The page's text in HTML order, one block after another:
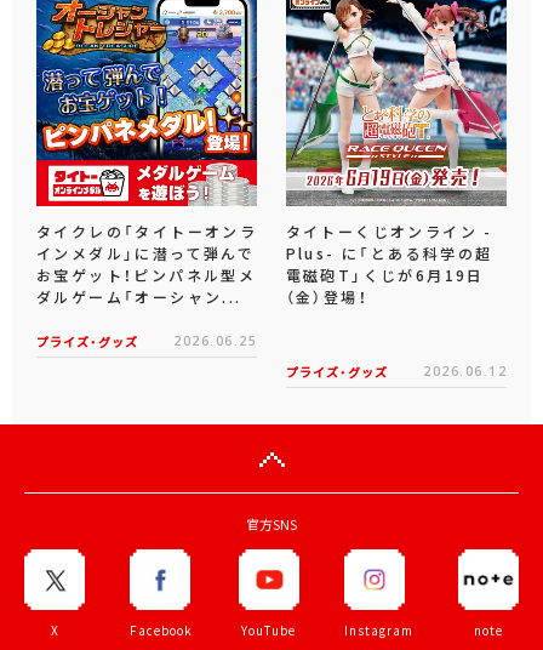
タイクレの「タイトーオンラ
インメダル」に潜って弾んで
お宝ゲット！ピンパネル型メ
ダルゲーム「オーシャン...
プライズ・グッズ 2026.06.25
タイトーくじオンライン -
Plus- に「とある科学の超
電磁砲T」くじが6月19日
（金）登場！
プライズ・グッズ 2026.06.12
官方SNS
X Facebook YouTube Instagram note